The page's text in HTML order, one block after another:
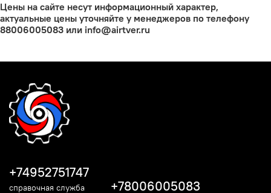
Цены на сайте несут информационный характер,
актуальные цены уточняйте у менеджеров по телефону
88006005083 или info@airtver.ru
+74952751747
справочная служба +78006005083